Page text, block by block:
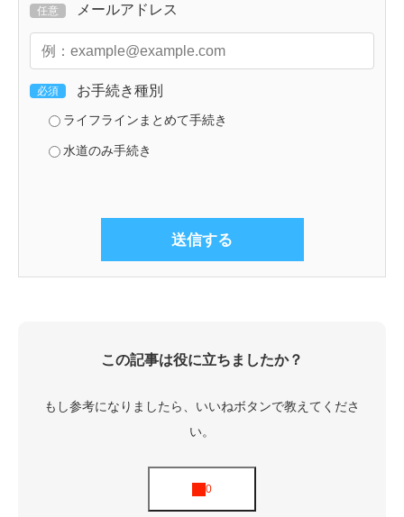
任意 メールアドレス
必須 お手続き種別
ライフラインまとめて手続き
水道のみ手続き
この記事は役に立ちましたか？
もし参考になりましたら、いいねボタンで教えてくださ
い。